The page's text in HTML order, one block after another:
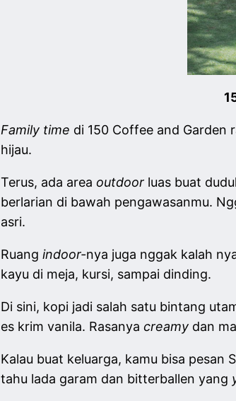
Family time di 150 Coffee and Garden
hijau.
Terus, ada area outdoor luas buat
berlarian di bawah pengawasanmu.
asri.
Ruang indoor-nya juga nggak kalah
kayu di meja, kursi, sampai dinding.
Di sini, kopi jadi salah satu bintang
es krim vanila. Rasanya creamy dan
Kalau buat keluarga, kamu bisa
tahu lada garam dan bitterballen yang